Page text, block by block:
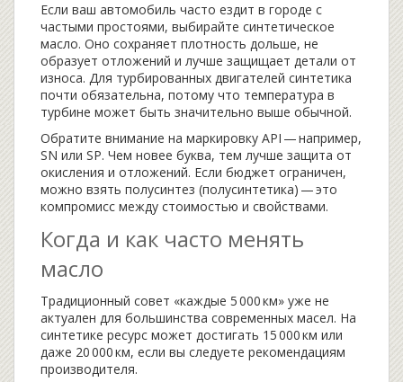
Если ваш автомобиль часто ездит в городе с
частыми простоями, выбирайте синтетическое
масло. Оно сохраняет плотность дольше, не
образует отложений и лучше защищает детали от
износа. Для турбированных двигателей синтетика
почти обязательна, потому что температура в
турбине может быть значительно выше обычной.
Обратите внимание на маркировку API — например,
SN или SP. Чем новее буква, тем лучше защита от
окисления и отложений. Если бюджет ограничен,
можно взять полусинтез (полусинтетика) — это
компромисс между стоимостью и свойствами.
Когда и как часто менять
масло
Традиционный совет «каждые 5 000 км» уже не
актуален для большинства современных масел. На
синтетике ресурс может достигать 15 000 км или
даже 20 000 км, если вы следуете рекомендациям
производителя.